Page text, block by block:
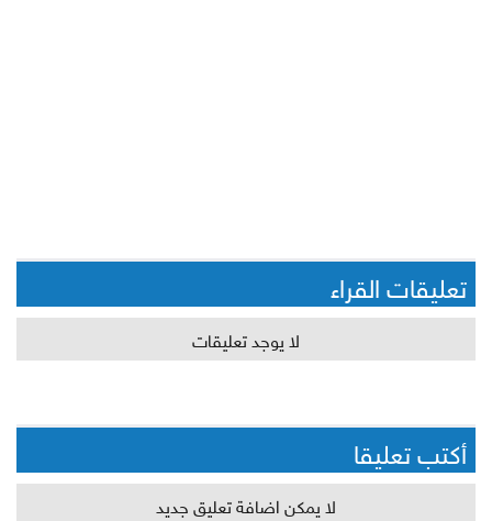
تعليقات القراء
لا يوجد تعليقات
أكتب تعليقا
لا يمكن اضافة تعليق جديد